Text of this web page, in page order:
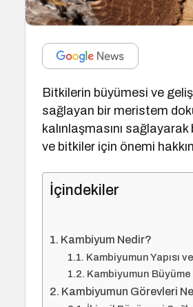
Bitkilerin büyümesi ve
sağlayan bir meristem
kalınlaşmasını
ve bitkiler için önemi
İçindekiler
Kambiyum Nedir?
Kambiyumun Yapısı
Kambiyumun
Kambiyumun Görevleri